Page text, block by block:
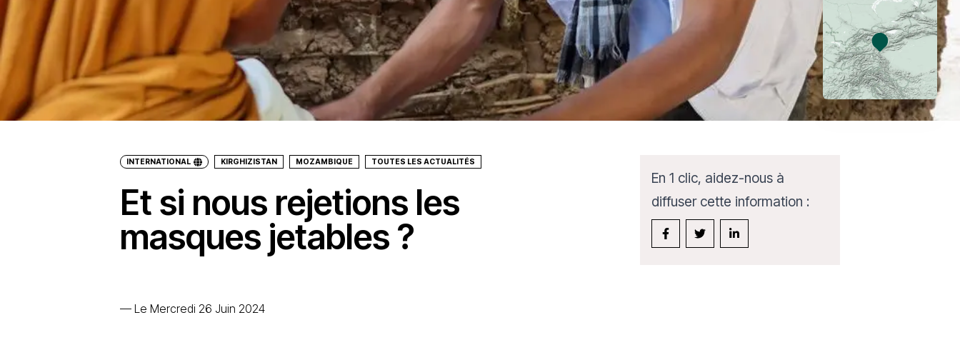
INTERNATIONAL KIRGHIZISTAN MOZAMBIQUE TOUTES LES ACTUALITÉS
Et si nous rejetions les
masques jetables ?
— Le Mercredi 26 Juin 2024
En 1 clic, aidez-nous à
diffuser cette information :